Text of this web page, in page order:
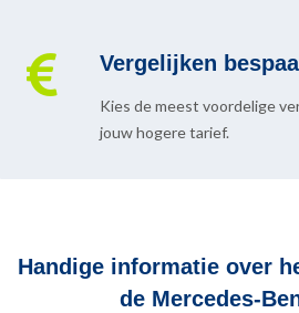
Vergelijken
Kies de meest voordelige
jouw hogere tarief.
Handige informatie over
de Mercedes-